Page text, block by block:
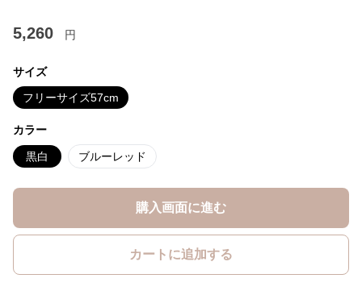
5,260 円
サイズ
フリーサイズ57cm
カラー
黒白 ブルーレッド
購入画面に進む
カートに追加する